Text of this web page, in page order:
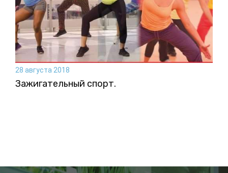
28 августа 2018
Зажигательный спорт.